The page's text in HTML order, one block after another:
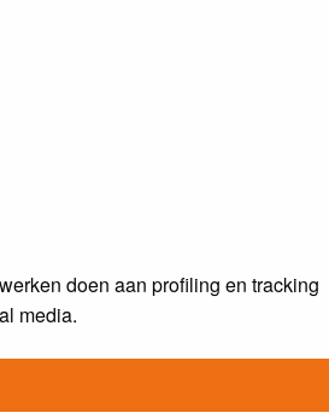
doen aan profiling en tracking
media.